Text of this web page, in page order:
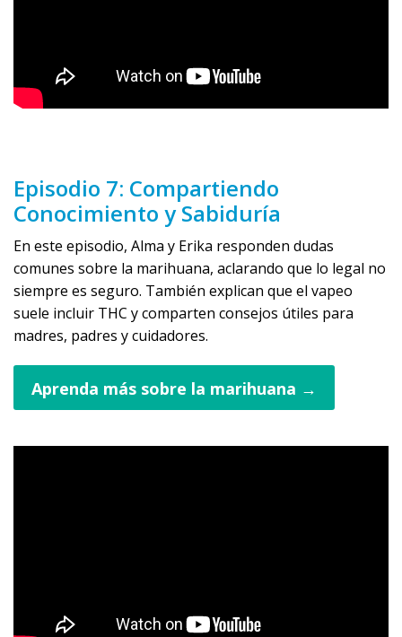
Episodio 7: Compartiendo
Conocimiento y Sabiduría
En este episodio, Alma y Erika responden dudas
comunes sobre la marihuana, aclarando que lo legal no
siempre es seguro. También explican que el vapeo
suele incluir THC y comparten consejos útiles para
madres, padres y cuidadores.
Aprenda más sobre la marihuana →